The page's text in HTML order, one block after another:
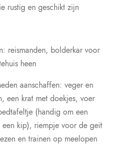
rustig en geschikt zijn
reismanden, bolderkar voor
heen
aanschaffen: veger en
een krat met doekjes, voer
(handig om een
kip), riempje voor de geit
en trainen op meelopen